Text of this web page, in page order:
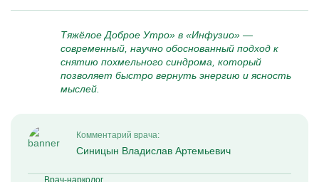
Тяжёлое Доброе Утро» в «Инфузио» —
современный, научно обоснованный подход к
снятию похмельного синдрома, который
позволяет быстро вернуть энергию и ясность
мыслей.
Комментарий врача:
Синицын Владислав Артемьевич
Врач-нарколог